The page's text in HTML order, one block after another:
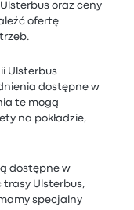
oraz ceny
ofertę
Ulsterbus
dostępne w
te mogą
na pokładzie,
dostępne w
trasy Ulsterbus,
specjalny